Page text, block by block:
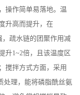
操作简单易落地。温
升高而提升，在
疏水链的团聚作用减
升1~2倍，且该温度区
搅拌方式方面，采用
处理，能将磷脂酰丝氨